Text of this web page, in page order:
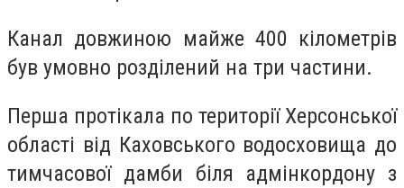
Канал довжиною майже 400 кілометрів
був умовно розділений на три частини.
Перша протікала по території Херсонської
області від Каховського водосховища до
тимчасової дамби біля адмінкордону з